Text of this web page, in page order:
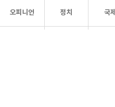
오피니언 정치 국제